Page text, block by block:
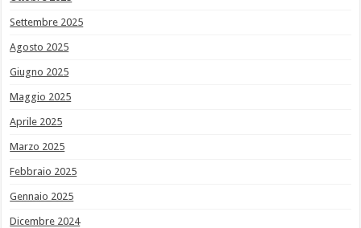
Settembre 2025
Agosto 2025
Giugno 2025
Maggio 2025
Aprile 2025
Marzo 2025
Febbraio 2025
Gennaio 2025
Dicembre 2024